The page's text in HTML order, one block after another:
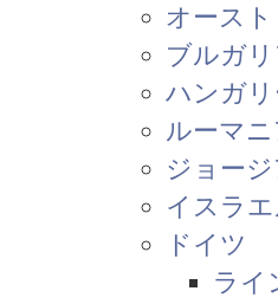
オース
ブルガ
ハンガ
ルーマ
ジョー
イスラ
ドイツ
ライ